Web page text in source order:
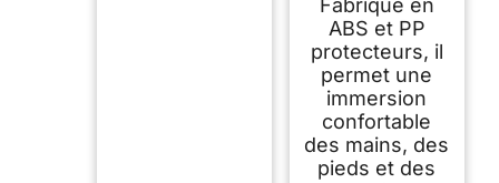
Fabriqué en
ABS et PP
protecteurs, il
permet une
immersion
confortable
des mains, des
pieds et des